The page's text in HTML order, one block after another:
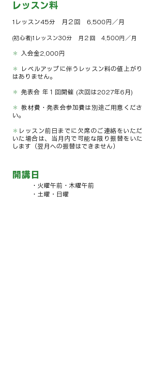
レッスン料
1レッスン45分 月２回 6,500円／月
(初心者)1レッスン30分 月２回 4,500円／月
＊ 入会金2,000円
＊
レベルアップに伴うレッスン料の値上がり
はありません。
＊ 発表会 年１回開催 (次回は2027年6月)
＊ 教材費・発表会参加費は別途ご用意くださ
い。
＊ レッスン前日までに欠席のご連絡をいただ
いた場合は、当月内で可能な限り振替をいた
します（翌月への振替はできません）
開講日
・ 火曜午前・木曜午前
・土曜・日曜